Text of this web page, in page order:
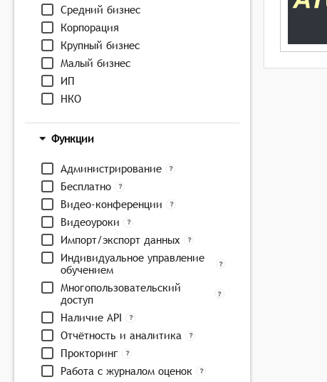
Средний бизнес
Корпорация
Крупный бизнес
Малый бизнес
ИП
НКО
Функции
Администрирование
Бесплатно
Видео-конференции
Видеоуроки
Импорт/экспорт данных
Индивидуальное управление
обучением
Многопользовательский
доступ
Наличие API
Отчётность и аналитика
Прокторинг
Работа с журналом оценок